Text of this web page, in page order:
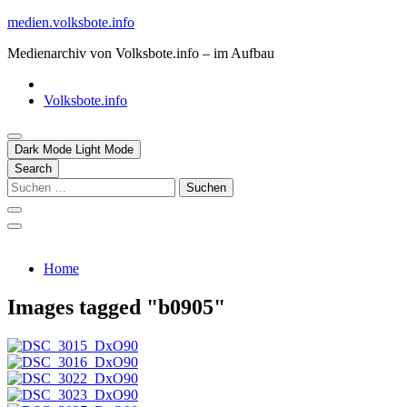
Skip
content
medien.volksbote.info
Medienarchiv von Volksbote.info – im Aufbau
Volksbote.info
Dark Mode Light Mode
Search
Suchen
nach:
Home
Images tagged "b0905"